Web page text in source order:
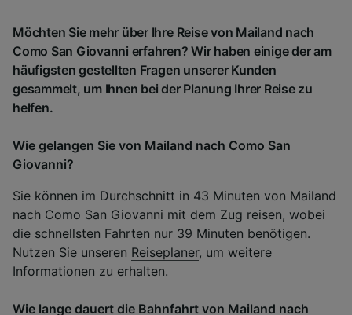
Möchten Sie mehr über Ihre Reise von Mailand nach
Como San Giovanni erfahren? Wir haben einige der am
häufigsten gestellten Fragen unserer Kunden
gesammelt, um Ihnen bei der Planung Ihrer Reise zu
helfen.
Wie gelangen Sie von Mailand nach Como San
Giovanni?
Sie können im Durchschnitt in 43 Minuten von Mailand
nach Como San Giovanni mit dem Zug reisen, wobei
die schnellsten Fahrten nur 39 Minuten benötigen.
Nutzen Sie unseren Reiseplaner, um weitere
Informationen zu erhalten.
Wie lange dauert die Bahnfahrt von Mailand nach